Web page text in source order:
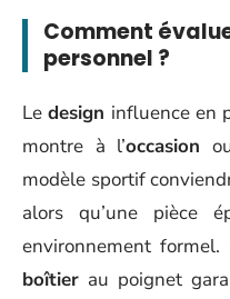
Comment
personnel ?
Ledesign influence en
montre à l’occasion
modèle sportif
alors qu’une pièce
environnement formel.
boîtier au poignet